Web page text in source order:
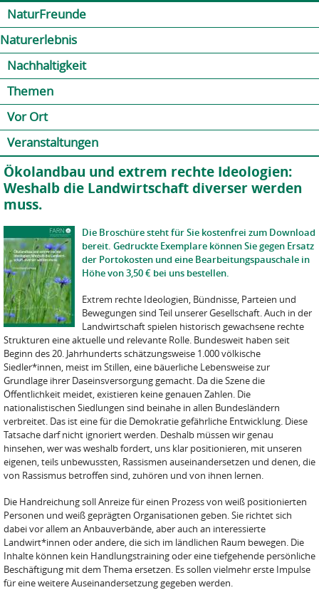
NaturFreunde
Naturerlebnis
Nachhaltigkeit
Themen
Vor Ort
Veranstaltungen
Ökolandbau und extrem rechte Ideologien:
Weshalb die Landwirtschaft diverser werden
muss.
Die Broschüre steht für Sie kostenfrei zum Download
bereit. Gedruckte Exemplare können Sie gegen Ersatz
der Portokosten und eine Bearbeitungspauschale in
Höhe von 3,50 € bei uns bestellen.
Extrem rechte Ideologien, Bündnisse, Parteien und
Bewegungen sind Teil unserer Gesellschaft. Auch in der
Landwirtschaft spielen historisch gewachsene rechte
Strukturen eine aktuelle und relevante Rolle. Bundesweit haben seit
Beginn des 20. Jahrhunderts schätzungsweise 1.000 völkische
Siedler*innen, meist im Stillen, eine bäuerliche Lebensweise zur
Grundlage ihrer Daseinsversorgung gemacht. Da die Szene die
Öffentlichkeit meidet, existieren keine genauen Zahlen. Die
nationalistischen Siedlungen sind beinahe in allen Bundesländern
verbreitet. Das ist eine für die Demokratie gefährliche Entwicklung. Diese
Tatsache darf nicht ignoriert werden. Deshalb müssen wir genau
hinsehen, wer was weshalb fordert, uns klar positionieren, mit unseren
eigenen, teils unbewussten, Rassismen auseinandersetzen und denen, die
von Rassismus betroffen sind, zuhören und von ihnen lernen.
Die Handreichung soll Anreize für einen Prozess von weiß positionierten
Personen und weiß geprägten Organisationen geben. Sie richtet sich
dabei vor allem an Anbauverbände, aber auch an interessierte
Landwirt*innen oder andere, die sich im ländlichen Raum bewegen. Die
Inhalte können kein Handlungstraining oder eine tiefgehende persönliche
Beschäftigung mit dem Thema ersetzen. Es sollen vielmehr erste Impulse
für eine weitere Auseinandersetzung gegeben werden.